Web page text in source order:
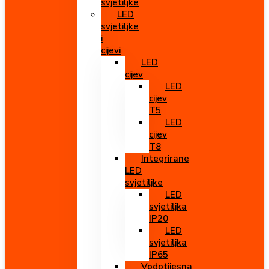
svjetiljke
LED
svjetiljke
i
cijevi
LED
cijev
LED
cijev
T5
LED
cijev
T8
Integrirane
LED
svjetiljke
LED
svjetiljka
IP20
LED
svjetiljka
IP65